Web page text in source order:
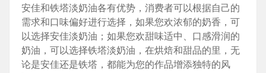
安佳和铁塔淡奶油各有优势，消费者可以根据自己的
需求和口味偏好进行选择，如果您欢浓郁的奶香，可
以选择安佳淡奶油；如果您欢甜味适中、口感滑润的
奶油，可以选择铁塔淡奶油，在烘焙和甜品的里，无
论是安佳还是铁塔，都能为您的作品增添独特的风